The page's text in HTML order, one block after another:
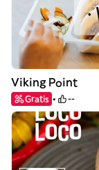
Viking Point
Gratis --